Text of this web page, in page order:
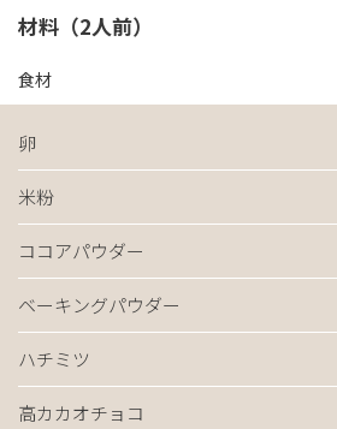
材料（2人前）
食材
卵
米粉
ココアパウダー
ベーキングパウダー
ハチミツ
高カカオチョコ